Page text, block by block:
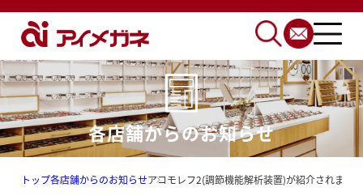
各店舗からのお知らせ
トップ各店舗からのお知らせアコモレフ2(調節機能解析装置)が紹介されまし